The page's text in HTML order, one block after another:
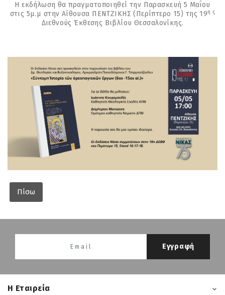
Η εκδήλωση θα πραγματοποιηθεί την Παρασκευή 5 Μαΐου
στις 5μ.μ στην Αίθουσα ΠΕΝΤΖΙΚΗΣ (Περίπτερο 15) της 19η ς
Διεθνούς Έκθεσης Βιβλίου Θεσσαλονίκης.
Πίσω
H Εταιρεία
Εγγραφή